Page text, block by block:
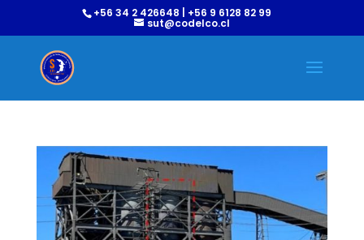
+56 34 2 426648 | +56 9 6128 82 99
sut@codelco.cl